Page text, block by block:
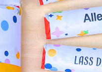
anzuschauen?
eure eigenen für zu